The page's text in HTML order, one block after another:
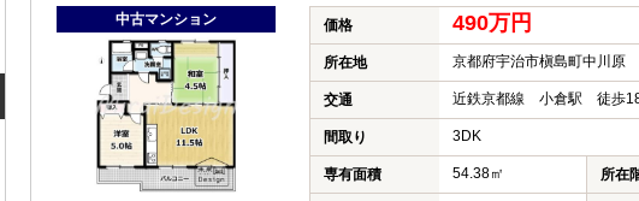
中古マンション 価格 490万円
所在地 京都府宇治市槇島町中川原
交通 近鉄京都線 小倉駅 徒歩
間取り 3DK
専有面積 54.38㎡ 所在